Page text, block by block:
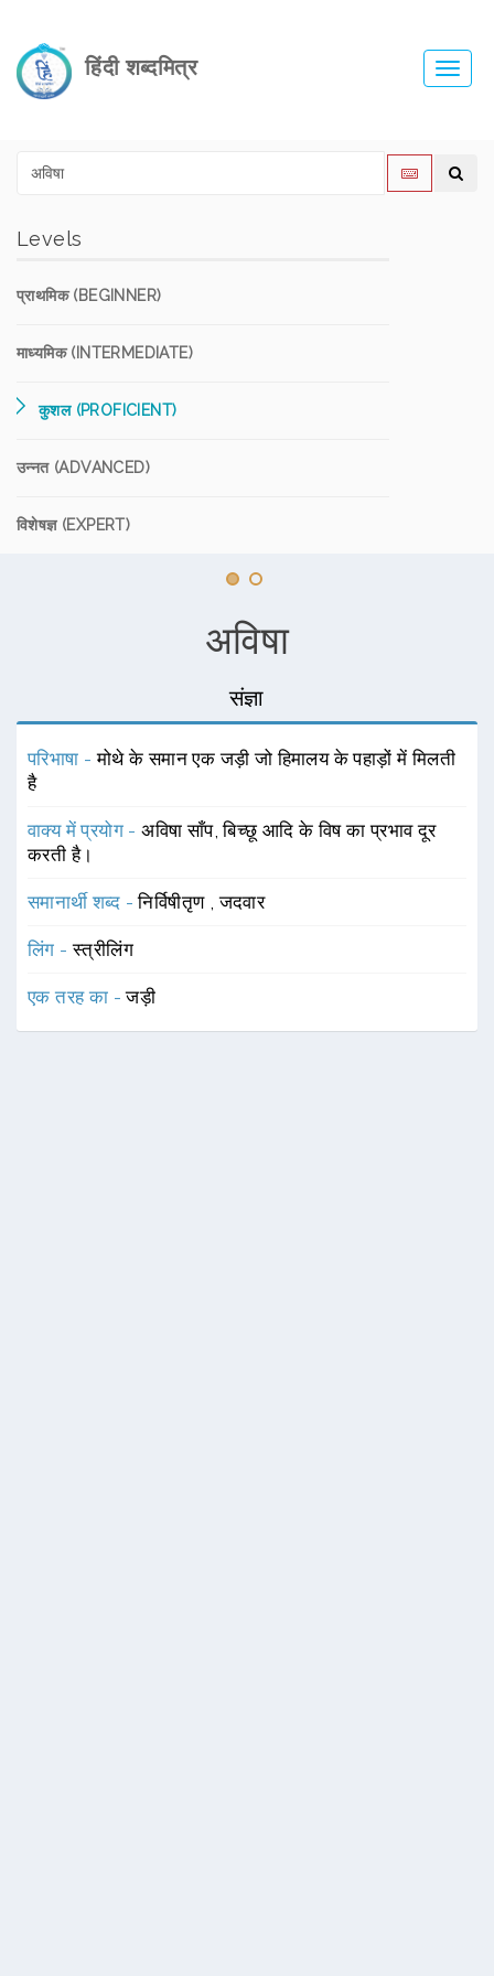
हिंदी शब्दमित्र
Levels
प्राथमिक (BEGINNER)
माध्यमिक (INTERMEDIATE)
कुशल (PROFICIENT)
उन्नत (ADVANCED)
विशेषज्ञ (EXPERT)
अविषा
संज्ञा
परिभाषा -मोथे के समान एक जड़ी जो हिमालय के पहाड़ों में मिलती
है
वाक्य में प्रयोग -अविषा साँप, बिच्छू आदि के विष का प्रभाव दूर
करती है।
समानार्थी शब्द -निर्विषीतृण ,जदवार
लिंग -स्त्रीलिंग
एक तरह का -जड़ी